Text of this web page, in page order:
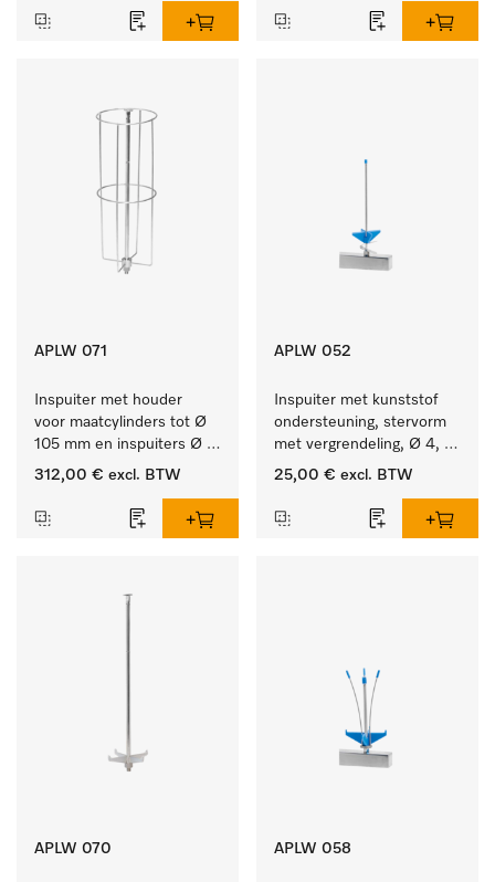
APLW 071
Inspuiter met houder
voor maatcylinders tot Ø
105 mm en inspuiters Ø
8, lengte 320 mm.
312,00 € excl. BTW
APLW 052
Inspuiter met kunststof
ondersteuning, stervorm
met vergrendeling, Ø 4,
lengte 175 mm.
25,00 € excl. BTW
APLW 070 APLW 058